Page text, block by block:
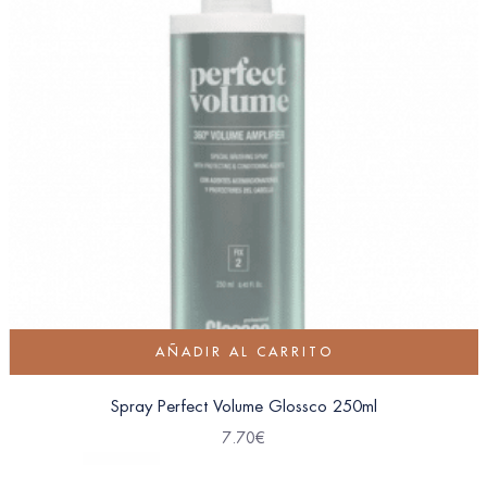
AÑADIR AL CARRITO
Spray Perfect Volume Glossco 250ml
7.70€